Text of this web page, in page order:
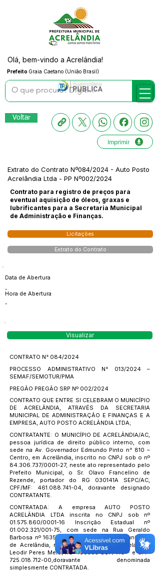
Prefeito Graia Caetano (União Brasil)
Olá, bem-vindo a Acrelândia!
Voltar
Imprimir
Extrato do Contrato Nº084/2024 - Auto Posto
Acrelândia Ltda - PP Nº002/2024
Contrato para registro de preços para
eventual aquisição de óleos, graxas e
lubrificantes para a Secretaria Municipal
de Administração e Finanças.
Licitações
Extrato do Contrato
Data de Abertura
-
Hora de Abertura
-
Visualizar
CONTRATO N° 084/2024
PROCESSO ADMINISTRATIVO N° 013/2024 –
SEMAF/SEMOTUR/PMA
PREGÃO PREGÃO SRP Nº 002/2024
CONTRATO QUE ENTRE SI CELEBRAM O MUNICÍPIO
DE ACRELÂNDIA, ATRAVÉS DA SECRETARIA
MUNICIPAL DE ADMINISTRAÇÃO E FINANÇAS E A
EMPRESA, AUTO POSTO ACRELÂNDIA LTDA;
CONTRATANTE: O MUNICÍPIO DE ACRELÂNDIA/AC,
pessoa jurídica de direito público interno, com
sede na Av. Governador Edmundo Pinto n° 810 –
Centro, em Acrelândia, inscrito no CNPJ sob o nº
84.306.737/0001-27, neste ato representado pelo
Prefeito Municipal, o Sr. Olavo Francelino de
Rezende, portador do RG 030141A SEPC/AC,
CPF/MF: 461.088.741-04, doravante designado
CONTRATANTE.
CONTRATADA: A empresa AUTO POSTO
ACRELÂNDIA LTDA inscrita no CNPJ sob nº
01.575.860/0001-16 Inscrição Estadual nº
01.002.321/001-75, com sede na Rua Geraldo
Barbosa nº 1635, CEP69.945-000, no Município
de Acrelândia, neste ato representada pela Sra.
Leodir Peres Melo, RG 400305 SSP/ AC – e CPF:
725.018.712-00,doravante denominada
simplesmente CONTRATADA.